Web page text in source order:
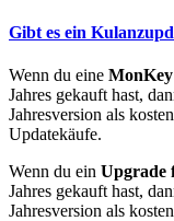
Gibt es ein
Wenn du eine MonKey
Jahres gekauft hast,
Jahresversion als
Updatekäufe.
Wenn du ein Upgrade
Jahres gekauft hast,
Jahresversion als